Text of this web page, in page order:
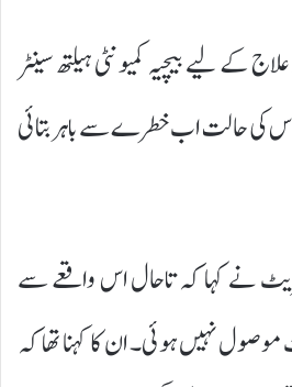
کے لیے بیچیہ کمیونٹی ہیلتھ سینٹر
اس کی حالت اب خطرے سے باہر بتائی
نے کہا کہ تاحال اس واقعے سے
موصول نہیں ہوئی۔ ان کا کہنا تھا کہ